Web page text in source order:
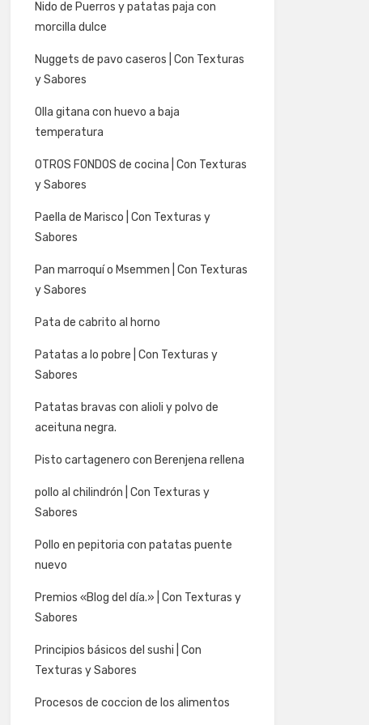
Nido de Puerros y patatas paja con
morcilla dulce
Nuggets de pavo caseros | Con Texturas
y Sabores
Olla gitana con huevo a baja
temperatura
OTROS FONDOS de cocina | Con Texturas
y Sabores
Paella de Marisco | Con Texturas y
Sabores
Pan marroquí o Msemmen | Con Texturas
y Sabores
Pata de cabrito al horno
Patatas a lo pobre | Con Texturas y
Sabores
Patatas bravas con alioli y polvo de
aceituna negra.
Pisto cartagenero con Berenjena rellena
pollo al chilindrón | Con Texturas y
Sabores
Pollo en pepitoria con patatas puente
nuevo
Premios «Blog del día.» | Con Texturas y
Sabores
Principios básicos del sushi | Con
Texturas y Sabores
Procesos de coccion de los alimentos